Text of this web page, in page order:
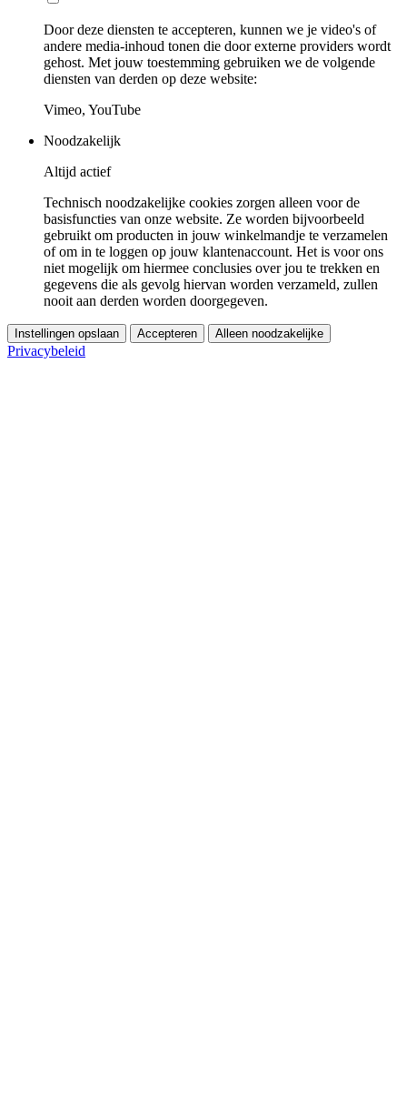
Door deze diensten te accepteren, kunnen we je video's of
andere media-inhoud tonen die door externe providers wordt
gehost. Met jouw toestemming gebruiken we de volgende
diensten van derden op deze website:
Vimeo, YouTube
Noodzakelijk
Altijd actief
Technisch noodzakelijke cookies zorgen alleen voor de
basisfuncties van onze website. Ze worden bijvoorbeeld
gebruikt om producten in jouw winkelmandje te verzamelen
of om in te loggen op jouw klantenaccount. Het is voor ons
niet mogelijk om hiermee conclusies over jou te trekken en
gegevens die als gevolg hiervan worden verzameld, zullen
nooit aan derden worden doorgegeven.
Instellingen opslaan Accepteren Alleen noodzakelijke
Privacybeleid